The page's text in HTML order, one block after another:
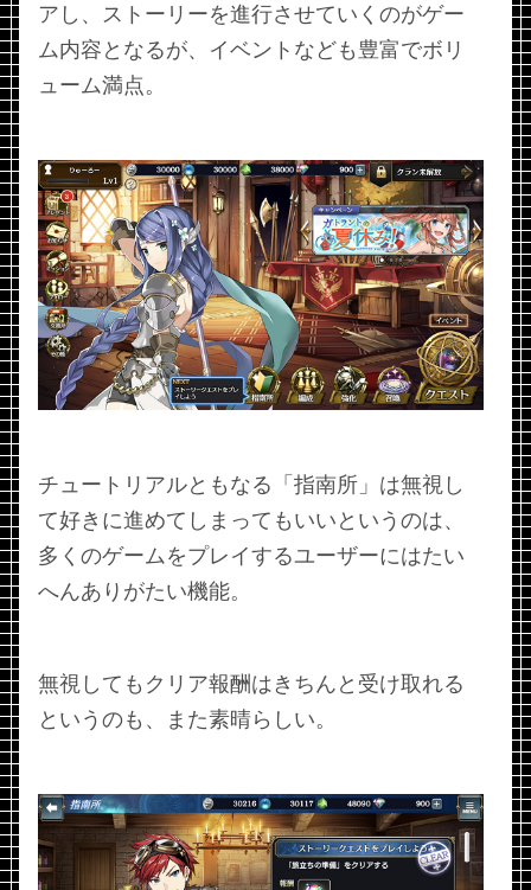
アし、ストーリーを進行させていくのがゲー
ム内容となるが、イベントなども豊富でボリ
ューム満点。
チュートリアルともなる「指南所」は無視し
て好きに進めてしまってもいいというのは、
多くのゲームをプレイするユーザーにはたい
へんありがたい機能。
無視してもクリア報酬はきちんと受け取れる
というのも、また素晴らしい。